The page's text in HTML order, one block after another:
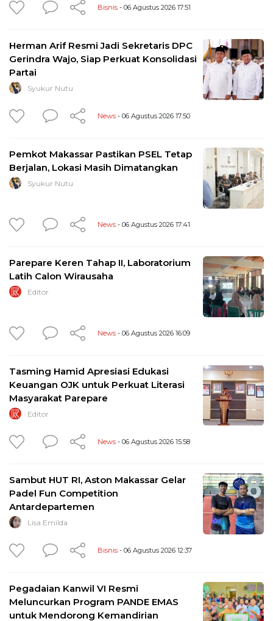
Bisnis - 06 Agustus 2026 17:51
Herman Arif Resmi Jadi Sekretaris DPC
Gerindra Wajo, Siap Perkuat Konsolidasi
Partai
Syukur Nutu
News - 06 Agustus 2026 17:50
Pemkot Makassar Pastikan PSEL Tetap
Berjalan, Lokasi Masih Dimatangkan
Syukur Nutu
News - 06 Agustus 2026 17:41
Parepare Keren Tahap II, Laboratorium
Latih Calon Wirausaha
Editor
News - 06 Agustus 2026 16:09
Tasming Hamid Apresiasi Edukasi
Keuangan OJK untuk Perkuat Literasi
Masyarakat Parepare
Editor
News - 06 Agustus 2026 15:58
Sambut HUT RI, Aston Makassar Gelar
Padel Fun Competition
Antardepartemen
Lisa Emilda
Bisnis - 06 Agustus 2026 12:37
Pegadaian Kanwil VI Resmi
Meluncurkan Program PANDE EMAS
untuk Mendorong Kemandirian